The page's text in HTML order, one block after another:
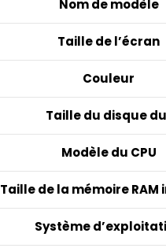
Nom de modèle
Taille de l’écran
Couleur
Taille du disque
Modèle du CPU
Taille de la mémoire RAM
Système